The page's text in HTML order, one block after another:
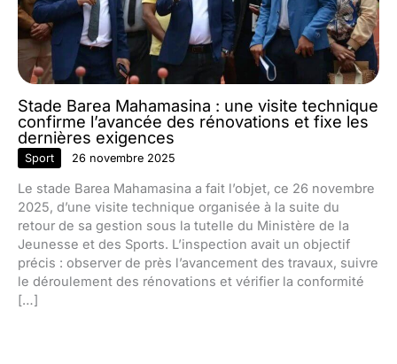
Stade Barea Mahamasina : une visite technique
confirme l’avancée des rénovations et fixe les
dernières exigences
Sport 26 novembre 2025
Le stade Barea Mahamasina a fait l’objet, ce 26 novembre
2025, d’une visite technique organisée à la suite du
retour de sa gestion sous la tutelle du Ministère de la
Jeunesse et des Sports. L’inspection avait un objectif
précis : observer de près l’avancement des travaux, suivre
le déroulement des rénovations et vérifier la conformité
[…]